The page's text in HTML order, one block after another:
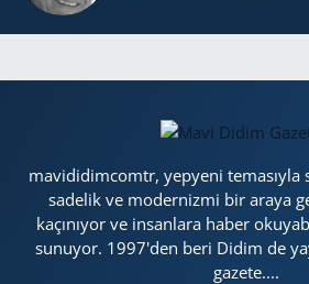
mavididimcomtr, yepyeni
sadelik ve modernizmi bir araya
kaçınıyor ve insanlara haber
sunuyor. 1997'den beri Didim de
gazete....